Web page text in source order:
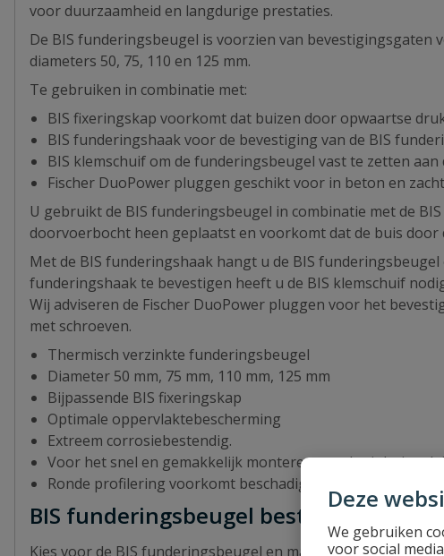
Deze
We gebruiken
voor social
voor duurzaamheid en langdurige prestaties.
De BIS funderingsbeugel is voorzien van
diameters 50, 75, 110 en 125 mm.
Te gebruiken in combinatie met:
BIS fixeringskap voorkomt dat buizen door opwaartse
BIS funderingshaak voor de bevestiging van de BIS
BIS klemschuif om de funderingsbeugel vast te zetten
Fischer DuoPower pluggen geschikt voor in beton en
U gebruikt de BIS funderingsbeugel in combinatie met de
doorvoerbocht heen geplaatst en voorkomt dat de buis
Met de BIS funderingshaak hangt u de BIS
funderingshaak te bevestigen heeft u de BIS klemschuif
Wij adviseren de Fischer DuoPower pluggen voor het
met schroeven.
Thermisch verzinkte funderingsbeugel
Diameter 50 mm, 75 mm, 110 mm, 125 mm
Bijpassende BIS fixeringskap
Optimale oppervlaktebescherming
Extreem corrosiebestendig.
Voor het snel en gemakkelijk monteren van de
Ronde profilering voorkomt beschadiging van de
BIS funderingsbeugel bestellen
Kies voor de BIS funderingsbeugel en maak het ophangen